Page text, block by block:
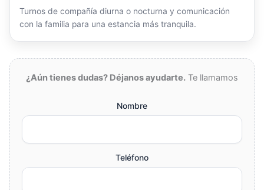
Turnos de compañía diurna o nocturna y comunicación
con la familia para una estancia más tranquila.
¿Aún tienes dudas? Déjanos ayudarte. Te llamamos
Nombre
Teléfono